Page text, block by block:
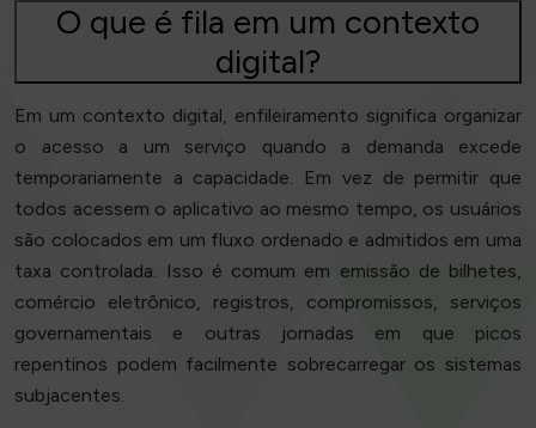
O que é fila em um contexto
digital?
Em um contexto digital, enfileiramento significa organizar
o acesso a um serviço quando a demanda excede
temporariamente a capacidade. Em vez de permitir que
todos acessem o aplicativo ao mesmo tempo, os usuários
são colocados em um fluxo ordenado e admitidos em uma
taxa controlada. Isso é comum em emissão de bilhetes,
comércio eletrônico, registros, compromissos, serviços
governamentais e outras jornadas em que picos
repentinos podem facilmente sobrecarregar os sistemas
subjacentes.